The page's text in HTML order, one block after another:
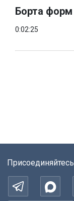
Борта форм
0:02:25